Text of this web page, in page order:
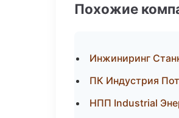
Похожие
Инжиниринг
ПК Индустрия
НПП Industrial